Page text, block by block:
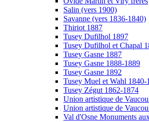
Salin (vers 1900)
Savanne (vers 1836-1840)
Thiriot 1887
Tusey Dufilhol 1897
Tusey Dufilhol et Chapal
Tusey Gasne 1887
Tusey Gasne 1888-1889
Tusey Gasne 1892
Tusey Muel et Wahl 1840-
Tusey Zégut 1862-1874
Union artistique de
Union artistique de
Val d'Osne Monuments